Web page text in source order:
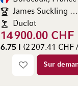
James Suckling 93/100
Duclot
14 900.00 CHF
6.75 l (2 207.41 CHF
Sur